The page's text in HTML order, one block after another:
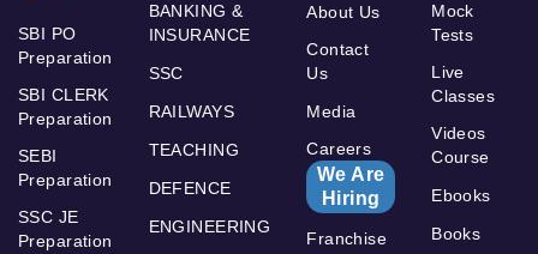
SBI PO
Preparation
SBI CLERK
Preparation
SEBI
Preparation
SSC JE
Preparation
BANKING &
INSURANCE
SSC
RAILWAYS
TEACHING
DEFENCE
ENGINEERING
About Us
Contact
Us
Media
Careers
We Are
Hiring
Franchise
Mock
Tests
Live
Classes
Videos
Course
Ebooks
Books